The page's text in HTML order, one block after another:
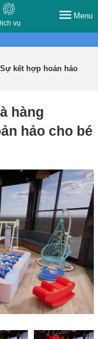
vụ
Menu
kết hợp hoản hảo
hàng
hảo cho bé